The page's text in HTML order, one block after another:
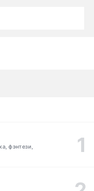
фэнтези,